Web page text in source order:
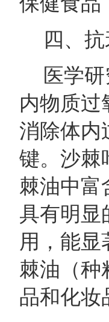
四、
医学
内物质过
消除体内
键。沙棘
棘油中富
具有明显
用，能显
棘油（种
品和化妆